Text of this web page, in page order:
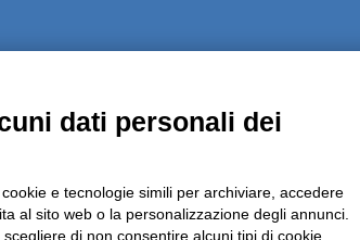
Privacy Informative GDPR (679/2016)
Azienda certificata UNI EN ISO 9001:2015
dati personali dei
e tecnologie simili per archiviare, accedere
al sito web o la personalizzazione degli annunci.
di non consentire alcuni tipi di cookie.